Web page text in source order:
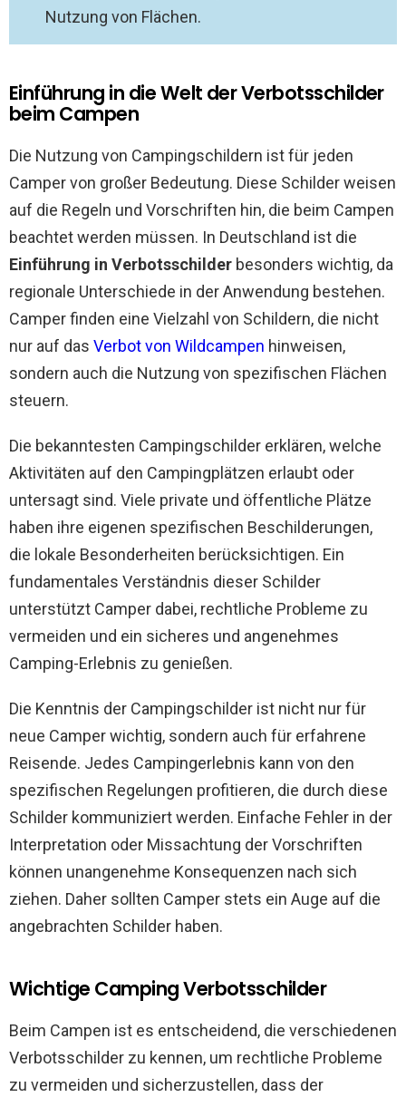
Nutzung von Flächen.
Einführung in die Welt der Verbotsschilder
beim Campen
Die Nutzung von Campingschildern ist für jeden
Camper von großer Bedeutung. Diese Schilder weisen
auf die Regeln und Vorschriften hin, die beim Campen
beachtet werden müssen. In Deutschland ist die
Einführung in Verbotsschilder besonders wichtig, da
regionale Unterschiede in der Anwendung bestehen.
Camper finden eine Vielzahl von Schildern, die nicht
nur auf das Verbot von Wildcampen hinweisen,
sondern auch die Nutzung von spezifischen Flächen
steuern.
Die bekanntesten Campingschilder erklären, welche
Aktivitäten auf den Campingplätzen erlaubt oder
untersagt sind. Viele private und öffentliche Plätze
haben ihre eigenen spezifischen Beschilderungen,
die lokale Besonderheiten berücksichtigen. Ein
fundamentales Verständnis dieser Schilder
unterstützt Camper dabei, rechtliche Probleme zu
vermeiden und ein sicheres und angenehmes
Camping-Erlebnis zu genießen.
Die Kenntnis der Campingschilder ist nicht nur für
neue Camper wichtig, sondern auch für erfahrene
Reisende. Jedes Campingerlebnis kann von den
spezifischen Regelungen profitieren, die durch diese
Schilder kommuniziert werden. Einfache Fehler in der
Interpretation oder Missachtung der Vorschriften
können unangenehme Konsequenzen nach sich
ziehen. Daher sollten Camper stets ein Auge auf die
angebrachten Schilder haben.
Wichtige Camping Verbotsschilder
Beim Campen ist es entscheidend, die verschiedenen
Verbotsschilder zu kennen, um rechtliche Probleme
zu vermeiden und sicherzustellen, dass der